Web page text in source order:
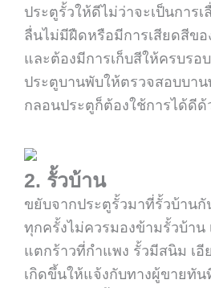
ประตูรั้วให้ดีไม่ว่าจะเป็นการ
ลื่นไม่มีฝืดหรือมีการเสียดสีขอ
และต้องมีการเก็บสีให้ครบรอ
ประตูบานพับให้ตรวจสอบบา
กลอนประตูก็ต้องใช้การได้ดีด้
2. รั้วบ้าน
ขยับจากประตูรั้วมาที่รั้วบ้านกั
ทุกครั้งไม่ควรมองข้ามรั้วบ้าน
แตกร้าวที่กำแพง รั้วมีสนิม เอี
เกิดขึ้นให้แจ้งกับทางผู้ขายทัน